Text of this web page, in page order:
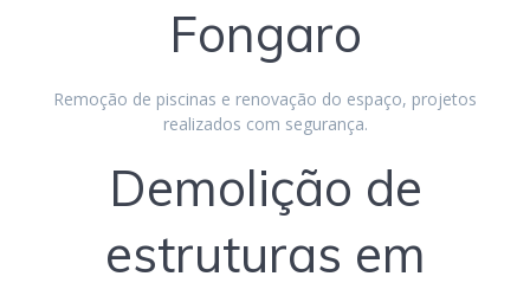
Fongaro
Remoção de piscinas e renovação do espaço, projetos
realizados com segurança.
Demolição de
estruturas em